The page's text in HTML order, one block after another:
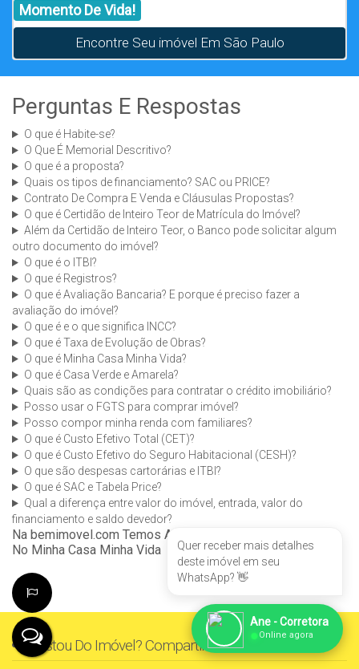
Momento De Vida!
Encontre Seu imóvel Em São Paulo
Perguntas E Respostas
O que é Habite-se?
O Que É Memorial Descritivo?
O que é a proposta?
Quais os tipos de financiamento? SAC ou PRICE?
Contrato De Compra E Venda e Cláusulas Propostas?
O que é Certidão de Inteiro Teor de Matrícula do Imóvel?
Além da Certidão de Inteiro Teor, o Banco pode solicitar algum
outro documento do imóvel?
O que é o ITBI?
O que é Registros?
O que é Avaliação Bancaria? E porque é preciso fazer a
avaliação do imóvel?
O que é e o que significa INCC?
O que é Taxa de Evolução de Obras?
O que é Minha Casa Minha Vida?
O que é Casa Verde e Amarela?
Quais são as condições para contratar o crédito imobiliário?
Posso usar o FGTS para comprar imóvel?
Posso compor minha renda com familiares?
O que é Custo Efetivo Total (CET)?
O que é Custo Efetivo do Seguro Habitacional (CESH)?
O que são despesas cartorárias e ITBI?
O que é SAC e Tabela Price?
Qual a diferença entre valor do imóvel, entrada, valor do
financiamento e saldo devedor?
Na bemimovel.com Temos Apartamentos Que Se Enquadra
No Minha Casa Minha Vida
Gostou Do Imóvel? Compartilhe
Quer receber mais detalhes
deste imóvel em seu
WhatsApp? 👋
Ane - Corretora
●Online agora